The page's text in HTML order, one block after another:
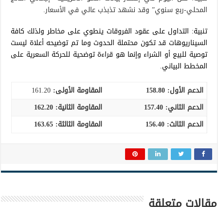
المحلي-ربع سنوي” وقد نشهد تذبذب عالي في الأسعار.
تنبية: التداول على عقود الفروقات ينطوي على مخاطر ولذلك كافة
السيناريوهات قد تكون محتملة الحدوث وما تم توضيحه أعلاة ليست
توصية للبيع أو الشراء وإنما هو قراءة توضحية للحركة السعرية على
المخطط البياني.
الدعم الأول: 158.80 المقاومة الأولى:
الدعم الثاني: 157.40 المقاومة الثانية: 162.20
الدعم الثالث:
المقاومة الثالثة: 163.65